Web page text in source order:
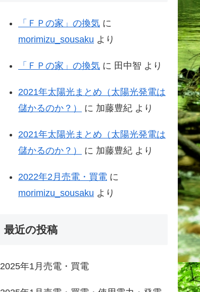
「ＦＰの家」の換気 に
morimizu_sousaku より
「ＦＰの家」の換気 に 田中智 より
2021年太陽光まとめ（太陽光発電は
儲かるのか？）
に 加藤豊紀 より
2021年太陽光まとめ（太陽光発電は
儲かるのか？）
に 加藤豊紀 より
2022年2月売電・買電 に
morimizu_sousaku より
最近の投稿
2025年1月売電・買電